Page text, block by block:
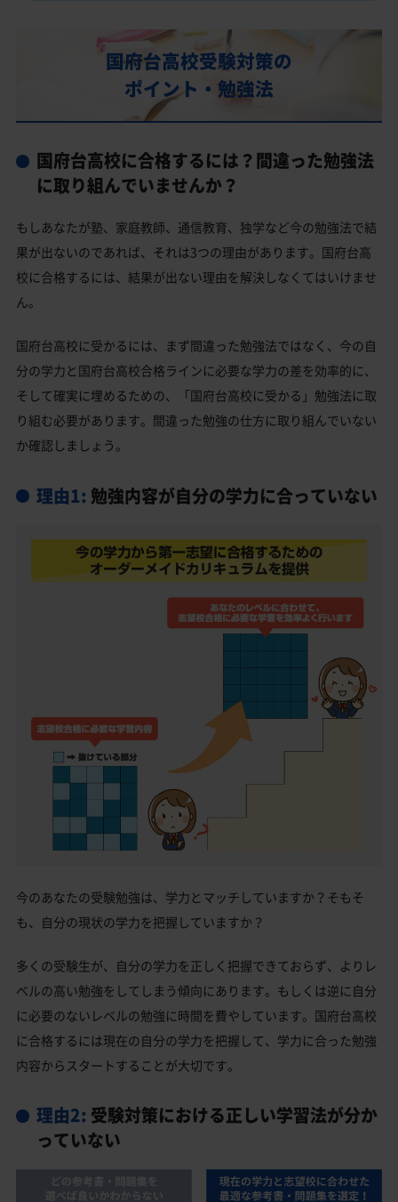
国府台高校の偏差値
国府台高校合格に必要な内申点の目安
内申点の計算方法
国府台高校の所在地・アクセス
私立大学
国府台高校と偏差値が近い私立・国立高校一覧
市川市の他の公立高校
市川市の他の私立高校
国府台高校受験対策の
ポイント・勉強法
国府台高校に合格するには？間違った勉強法
に取り組んでいませんか？
もしあなたが塾、家庭教師、通信教育、独学など今の勉強法で結
果が出ないのであれば、それは3つの理由があります。国府台高
校に合格するには、結果が出ない理由を解決しなくてはいけませ
ん。
国府台高校に受かるには、まず間違った勉強法ではなく、今の自
分の学力と国府台高校合格ラインに必要な学力の差を効率的に、
そして確実に埋めるための、「国府台高校に受かる」勉強法に取
り組む必要があります。間違った勉強の仕方に取り組んでいない
か確認しましょう。
理由1: 勉強内容が自分の学力に合っていない
今のあなたの受験勉強は、学力とマッチしていますか？そもそ
も、自分の現状の学力を把握していますか？
多くの受験生が、自分の学力を正しく把握できておらず、よりレ
ベルの高い勉強をしてしまう傾向にあります。もしくは逆に自分
に必要のないレベルの勉強に時間を費やしています。国府台高校
に合格するには現在の自分の学力を把握して、学力に合った勉強
内容からスタートすることが大切です。
理由2: 受験対策における正しい学習法が分か
っていない